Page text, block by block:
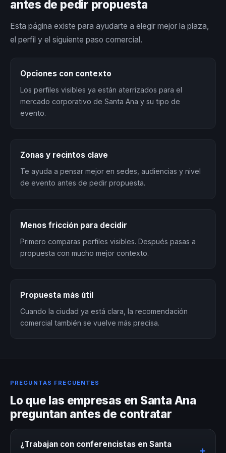
antes de pedir propuesta
Esta página existe para ayudarte a elegir mejor la plaza,
el perfil y el siguiente paso comercial.
Opciones con contexto
Los perfiles visibles ya están aterrizados para el
mercado corporativo de Santa Ana y su tipo de
evento.
Zonas y recintos clave
Te ayuda a pensar mejor en sedes, audiencias y nivel
de evento antes de pedir propuesta.
Menos fricción para decidir
Primero comparas perfiles visibles. Después pasas a
propuesta con mucho mejor contexto.
Propuesta más útil
Cuando la ciudad ya está clara, la recomendación
comercial también se vuelve más precisa.
PREGUNTAS FRECUENTES
Lo que las empresas en Santa Ana
preguntan antes de contratar
¿Trabajan con conferencistas en Santa
+